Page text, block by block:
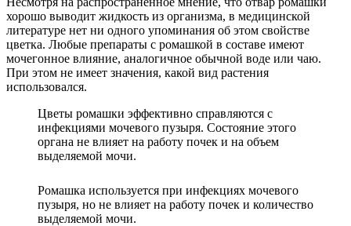
хорошо выводит жидкость из организма, в медицинской
литературе нет ни одного упоминания об этом свойстве
цветка. Любые препараты с ромашкой в составе имеют
мочегонное влияние, аналогичное обычной воде или чаю.
При этом не имеет значения, какой вид растения
использовался.
Цветы ромашки эффективно справляются с
инфекциями мочевого пузыря. Состояние этого
органа не влияет на работу почек и на объем
выделяемой мочи.
Ромашка используется при инфекциях мочевого
пузыря, но не влияет на работу почек и количество
выделяемой мочи.